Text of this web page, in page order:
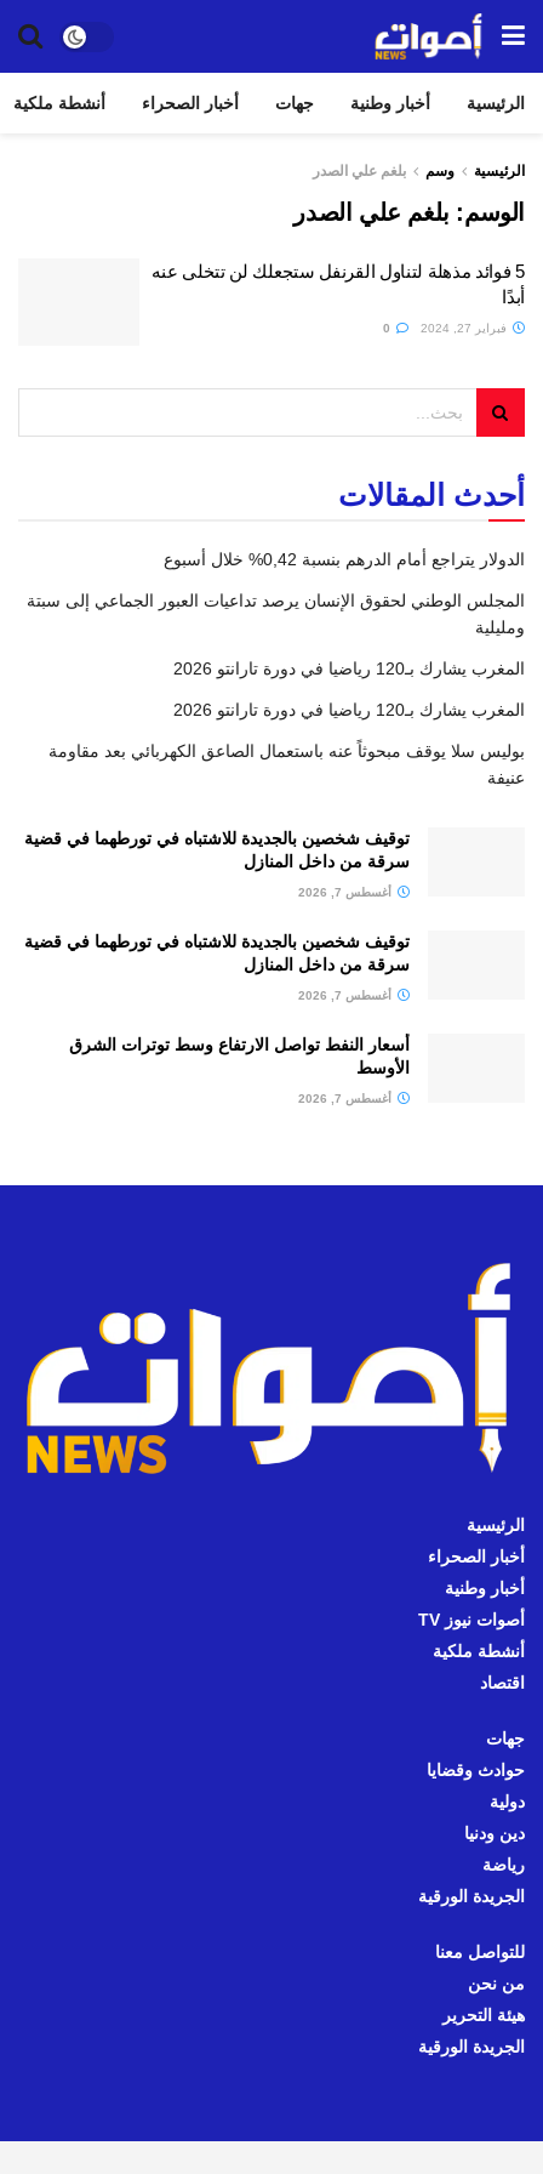
الرئيسية أخبار وطنية جهات أخبار الصحراء أنشطة ملكية
الرئيسية وسم بلغم علي الصدر
الوسم: بلغم علي الصدر
5 فوائد مذهلة لتناول القرنفل ستجعلك لن تتخلى عنه
أبدًا
فبراير 27, 2024
أحدث المقالات
الدولار يتراجع أمام الدرهم بنسبة 0,42% خلال أسبوع
المجلس الوطني لحقوق الإنسان يرصد تداعيات العبور الجماعي إلى سبتة
ومليلية
المغرب يشارك بـ120 رياضيا في دورة تارانتو 2026
المغرب يشارك بـ120 رياضيا في دورة تارانتو 2026
بوليس سلا يوقف مبحوثاً عنه باستعمال الصاعق الكهربائي بعد مقاومة
عنيفة
توقيف شخصين بالجديدة للاشتباه في تورطهما في قضية
سرقة من داخل المنازل
أغسطس 7, 2026
توقيف شخصين بالجديدة للاشتباه في تورطهما في قضية
سرقة من داخل المنازل
أغسطس 7, 2026
أسعار النفط تواصل الارتفاع وسط توترات الشرق
الأوسط
أغسطس 7, 2026
الرئيسية
أخبار الصحراء
أخبار وطنية
أصوات نيوز TV
أنشطة ملكية
اقتصاد
جهات
حوادث وقضايا
دولية
دين ودنيا
رياضة
الجريدة الورقية
للتواصل معنا
من نحن
هيئة التحرير
الجريدة الورقية